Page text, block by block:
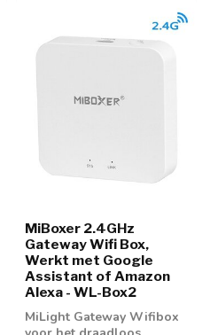
MiBoxer 2.4GHz
Gateway Wifi Box,
Werkt met Google
Assistant of Amazon
Alexa - WL-Box2
MiLight Gateway Wifibox